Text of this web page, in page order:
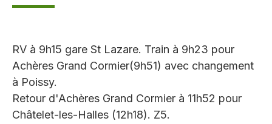
RV à 9h15 gare St Lazare. Train à 9h23 pour
Achères Grand Cormier(9h51) avec changement
à Poissy.
Retour d'Achères Grand Cormier à 11h52 pour
Châtelet-les-Halles (12h18). Z5.